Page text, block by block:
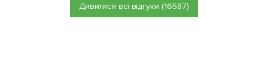
Дивитися всі відгуки (16587)